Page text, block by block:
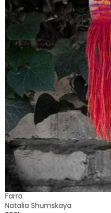
Farro
Natalia Shumskaya